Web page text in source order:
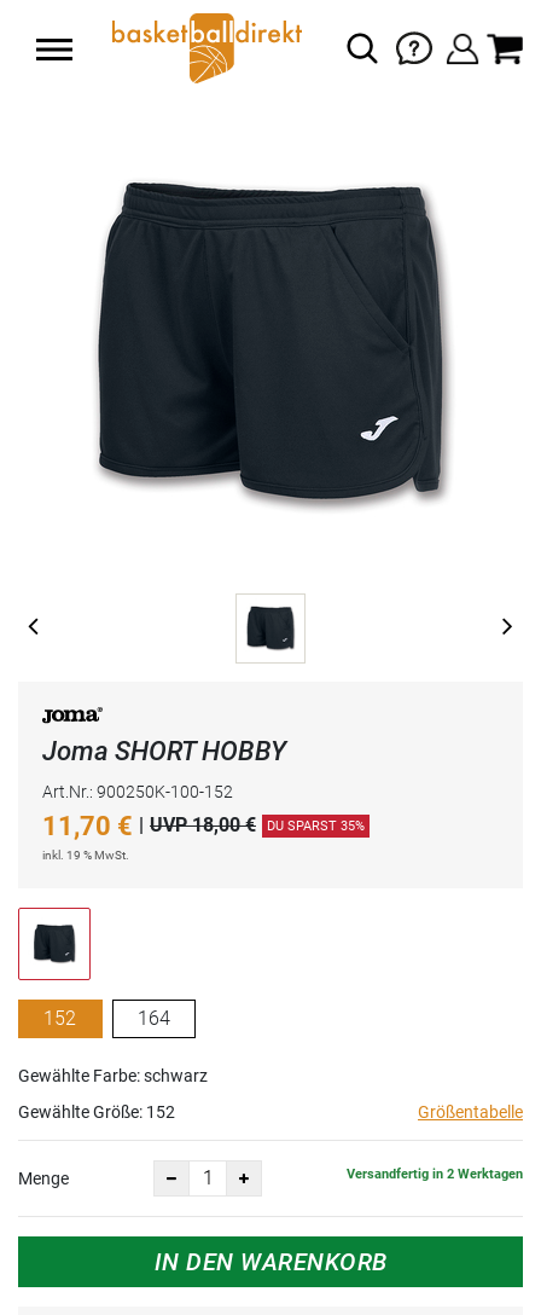
Joma SHORT HOBBY
Art.Nr.: 900250K-100-152
11,70 € UVP 18,00 € DU SPARST 35%
inkl. 19 % MwSt.
152 164
Gewählte Farbe: schwarz
Gewählte Größe: 152 Größentabelle
Menge Versandfertig in 2 Werktagen
IN DEN WARENKORB